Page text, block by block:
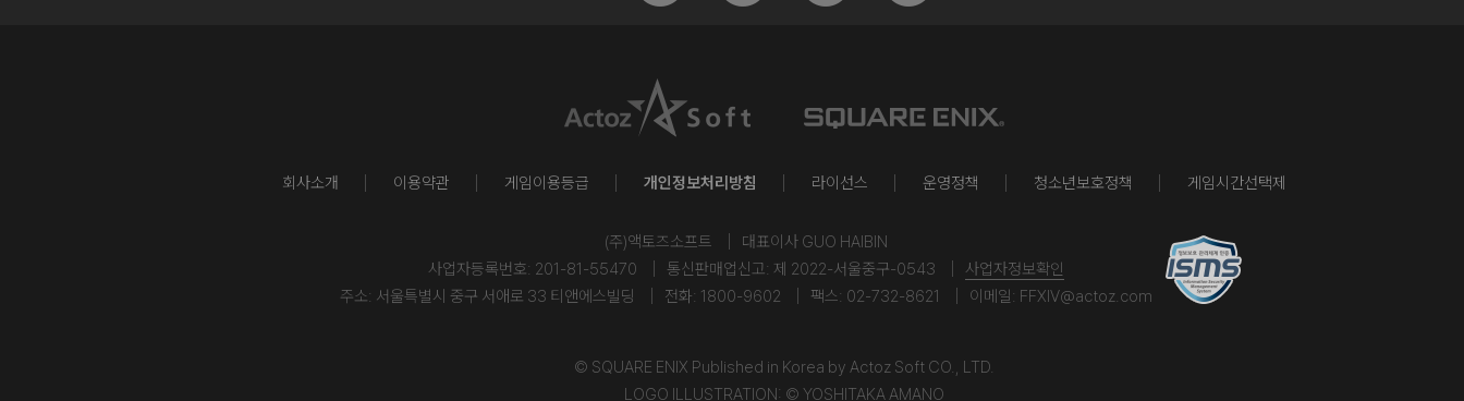
회사소개 이용약관 게임이용등급 개인정보처리방침 라이선스 운영정책 청소년보호정책 게임시간선택제
(주)액토즈소프트
대표이사 GUO HAIBIN
사업자등록번호: 201-81-55470
통신판매업신고: 제 2022-서울중구-0543
사업자정보확인
주소: 서울특별시 중구 서애로 33 티앤에스빌딩
전화: 1800-9602 팩스: 02-732-8621 이메일: FFXIV@actoz.com
© SQUARE ENIX Published in Korea by Actoz Soft CO., LTD.
LOGO ILLUSTRATION: © YOSHITAKA AMANO